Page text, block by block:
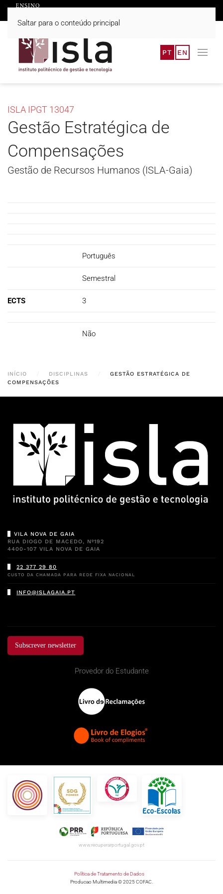
Saltar para o conteúdo principal
PT EN
ISLA IPGT 13047
Gestão Estratégica de
Compensações
Gestão de Recursos Humanos (ISLA-Gaia)
Português
Semestral
ECTS 3
Não
INÍCIO DISCIPLINAS
GESTÃO ESTRATÉGICA DE
COMPENSAÇÕES
VILA NOVA DE GAIA
RUA DIOGO DE MACEDO, Nº192
4400-107 VILA NOVA DE GAIA
22 377 29 80
CUSTO DA CHAMADA PARA REDE FIXA NACIONAL
INFO@ISLAGAIA.PT
Subscrever newsletter
Provedor do Estudante
www.recuperarportugal.gov.pt
Política de Tratamento de Dados
Producao Multimedia © 2025 COFAC.